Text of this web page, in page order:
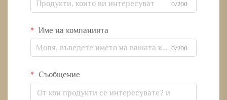
0/200
Име на компанията
0/200
Съобщение